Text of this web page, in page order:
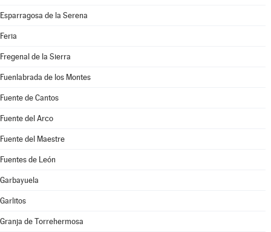
Esparragosa de la Serena
Feria
Fregenal de la Sierra
Fuenlabrada de los Montes
Fuente de Cantos
Fuente del Arco
Fuente del Maestre
Fuentes de León
Garbayuela
Garlitos
Granja de Torrehermosa